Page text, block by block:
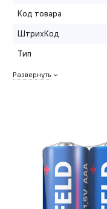
Код товара
ШтрихКод
Тип
Развернуть